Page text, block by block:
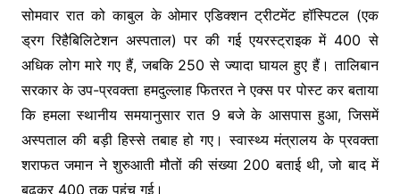
सोमवार रात को काबुल के ओमार एडिक्शन ट्रीटमेंट हॉस्पिटल (एक
ड्रग रिहैबिलिटेशन अस्पताल) पर की गई एयरस्ट्राइक में 400 से
अधिक लोग मारे गए हैं, जबकि 250 से ज्यादा घायल हुए हैं। तालिबान
सरकार के उप-प्रवक्ता हमदुल्लाह फितरत ने एक्स पर पोस्ट कर बताया
कि हमला स्थानीय समयानुसार रात 9 बजे के आसपास हुआ, जिसमें
अस्पताल की बड़ी हिस्से तबाह हो गए। स्वास्थ्य मंत्रालय के प्रवक्ता
शराफत जमान ने शुरुआती मौतों की संख्या 200 बताई थी, जो बाद में
बढ़कर 400 तक पहुंच गई।